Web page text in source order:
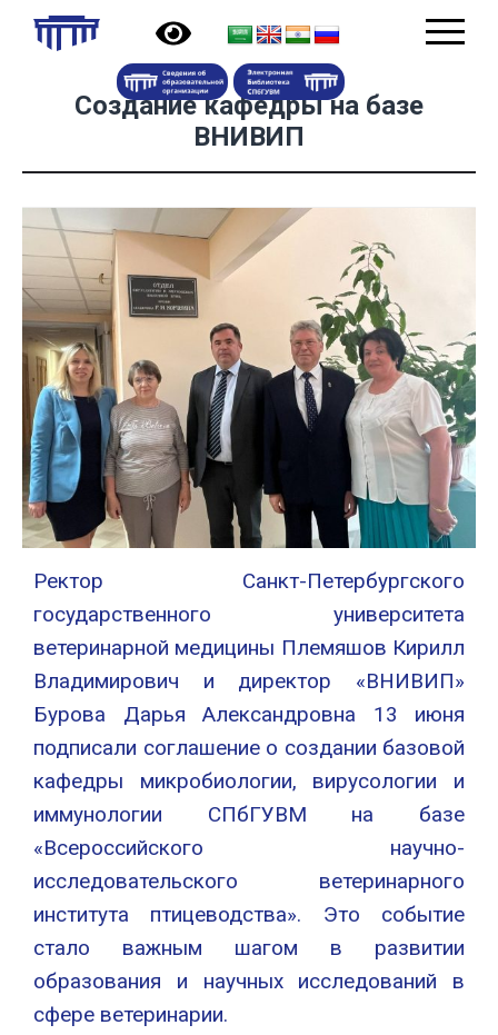
Создание кафедры на базе
ВНИВИП
Ректор Санкт-Петербургского
государственного университета
ветеринарной медицины Племяшов Кирилл
Владимирович и директор «ВНИВИП»
Бурова Дарья Александровна 13 июня
подписали соглашение о создании базовой
кафедры микробиологии, вирусологии и
иммунологии СПбГУВМ на базе
«Всероссийского научно-
исследовательского ветеринарного
института птицеводства». Это событие
стало важным шагом в развитии
образования и научных исследований в
сфере ветеринарии.